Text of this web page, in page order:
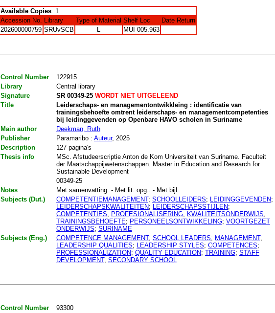
Available Copies: 1
Accession No. Library Type of Material Shelf Loc
Date Return
202600000759 SRUvSCB L MUI 005.963
Control Number
122915
Library
Central library
Signature
SR 00349-25WORDT NIET UITGELEEND
Title
Leiderschaps- en managementontwikkleing : identificatie van
trainingsbehoefte omtrent leiderschaps- en managementcompetenties
bij leidinggevenden op Openbare HAVO scholen in Suriname
Main author
Deekman, Ruth
Publisher
Paramaribo : Auteur, 2025
Description
127 pagina's
Thesis info
MSc. Afstudeerscriptie Anton de Kom Universiteit van Suriname. Faculteit
der Maatschappijwetenschappen. Master in Education and Research for
Sustainable Development
00349-25
Notes
Met samenvatting. - Met lit. opg.. - Met bijl.
Subjects (Dut.)
COMPETENTIEMANAGEMENT; SCHOOLLEIDERS; LEIDINGGEVENDEN;
LEIDERSCHAPSKWALITEITEN; LEIDERSCHAPSSTIJLEN;
COMPETENTIES; PROFESIONALISERING; KWALITEITSONDERWIJS;
TRAININGSBEHOEFTE; PERSONEELSONTWIKKELING; VOORTGEZET
ONDERWIJS; SURINAME
Subjects (Eng.)
COMPETENCE MANAGEMENT; SCHOOL LEADERS; MANAGEMENT;
LEADERSHIP QUALITIES; LEADERSHIP STYLES; COMPETENCES;
PROFESSIONALIZATION; QUALITY EDUCATION; TRAINING; STAFF
DEVELOPMENT; SECONDARY SCHOOL
Control Number
93300